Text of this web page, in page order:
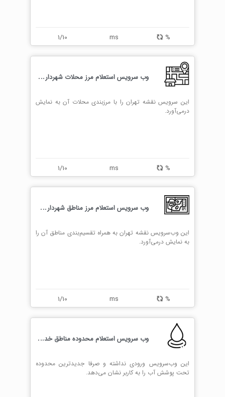
%
ms
1/10
و
ب سرویس استعلام مرز محلات شهرداری تهران
این سرویس نقشه تهران را با مرزبندی محلات آن به نمایش
درمی‌آورد.
%
ms
1/10
و
ب سرویس استعلام مرز مناطق شهرداری تهران
این وب‌سرویس نقشه تهران به همراه تقسیم‌بندی مناطق آن را
به نمایش درمی‌آورد.
%
ms
1/10
و
ب سرویس استعلام محدوده مناطق خدماتی آب
این وب‌سرویس ورودی نداشته و صرفا جدیدترین محدوده
تحت پوشش آب را به کاربر نشان می‌دهد.